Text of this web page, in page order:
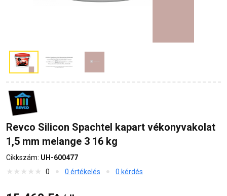
Revco Silicon Spachtel kapart vékonyvakolat
1,5 mm melange 3 16 kg
Cikkszám: UH-600477
0
0 értékelés 0 kérdés